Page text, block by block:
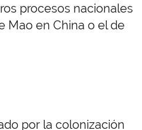
procesos nacionales
Mao en China o el de
por la colonización